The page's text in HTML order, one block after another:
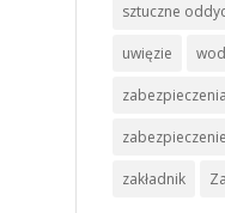
sztuczne
uwięzie
zabezpieczenia
zakładnik